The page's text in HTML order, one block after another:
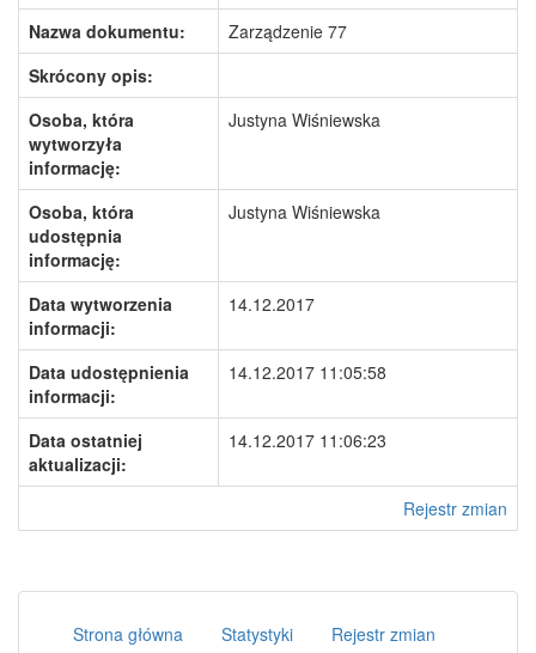
Nazwa dokumentu:
Zarządzenie 77
Skrócony opis:
Osoba, która
wytworzyła
informację:
Justyna Wiśniewska
Osoba, która
udostępnia
informację:
Justyna Wiśniewska
Data wytworzenia
informacji:
14.12.2017
Data udostępnienia
informacji:
14.12.2017 11:05:58
Data ostatniej
aktualizacji:
14.12.2017 11:06:23
Rejestr zmian
Strona główna Statystyki Rejestr zmian